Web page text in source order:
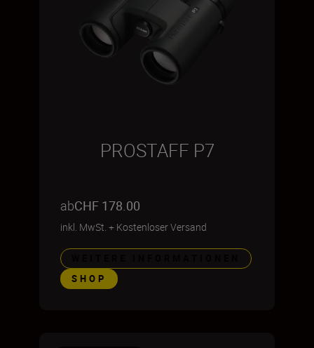
PROSTAFF P7
abCHF 178.00
inkl. MwSt. + Kostenloser Versand
SHOP